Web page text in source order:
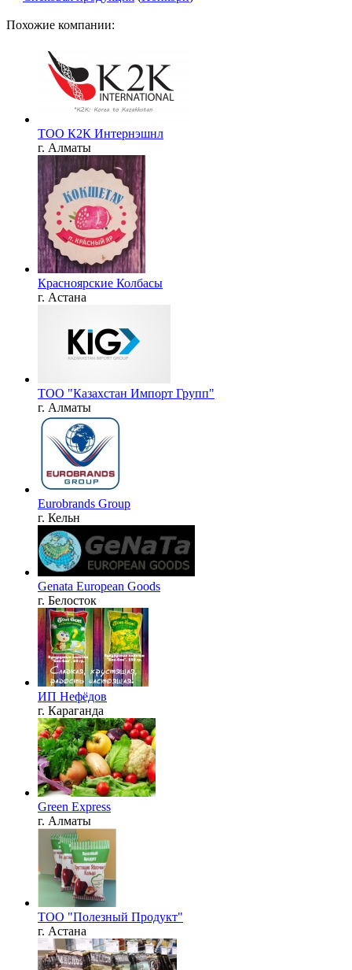
Похожие компании:
ТОО К2К Интернэшнл
г. Алматы
Красноярские Колбасы
г. Астана
ТОО "Казахстан Импорт Групп"
г. Алматы
Eurobrands Group
г. Кельн
Genata European Goods
г. Белосток
ИП Нефёдов
г. Караганда
Green Express
г. Алматы
ТОО "Полезный Продукт"
г. Астана